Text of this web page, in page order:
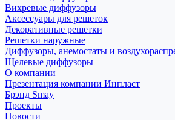
Вихревые диффузоры
Аксессуары для решеток
Декоративные решетки
Решетки наружные
Диффузоры, анемостаты и
Щелевые диффузоры
О компании
Презентация компании Инпласт
Брэнд Smay
Проекты
Новости